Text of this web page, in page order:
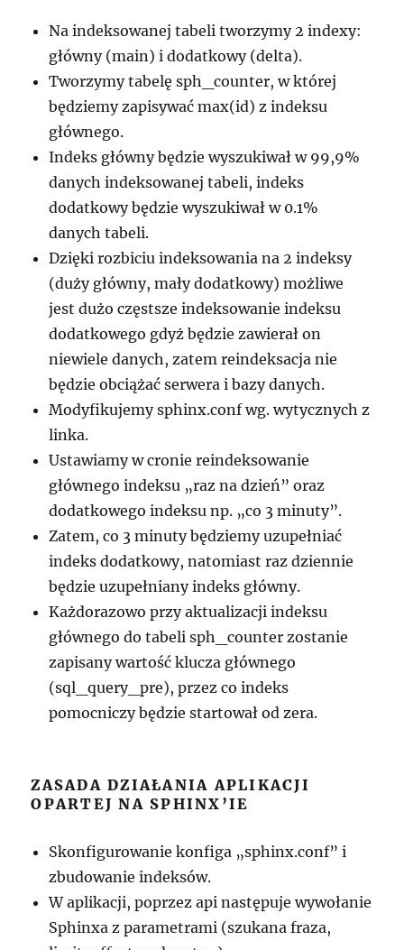
Na indeksowanej tabeli tworzymy 2 indexy:
główny (main) i dodatkowy (delta).
Tworzymy tabelę sph_counter, w której
będziemy zapisywać max(id) z indeksu
głównego.
Indeks główny będzie wyszukiwał w 99,9%
danych indeksowanej tabeli, indeks
dodatkowy będzie wyszukiwał w 0.1%
danych tabeli.
Dzięki rozbiciu indeksowania na 2 indeksy
(duży główny, mały dodatkowy) możliwe
jest dużo częstsze indeksowanie indeksu
dodatkowego gdyż będzie zawierał on
niewiele danych, zatem reindeksacja nie
będzie obciążać serwera i bazy danych.
Modyfikujemy sphinx.conf wg. wytycznych z
linka.
Ustawiamy w cronie reindeksowanie
głównego indeksu „raz na dzień” oraz
dodatkowego indeksu np. „co 3 minuty”.
Zatem, co 3 minuty będziemy uzupełniać
indeks dodatkowy, natomiast raz dziennie
będzie uzupełniany indeks główny.
Każdorazowo przy aktualizacji indeksu
głównego do tabeli sph_counter zostanie
zapisany wartość klucza głównego
(sql_query_pre), przez co indeks
pomocniczy będzie startował od zera.
ZASADA DZIAŁANIA APLIKACJI
OPARTEJ NA SPHINX’IE
Skonfigurowanie konfiga „sphinx.conf” i
zbudowanie indeksów.
W aplikacji, poprzez api następuje wywołanie
Sphinxa z parametrami (szukana fraza,